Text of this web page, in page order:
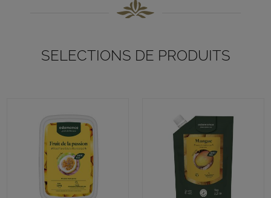
SELECTIONS DE PRODUITS